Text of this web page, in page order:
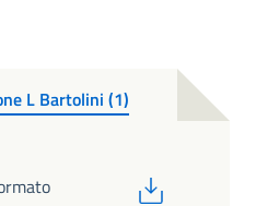
L Bartolini (1)